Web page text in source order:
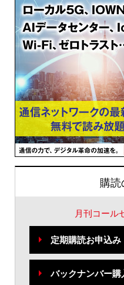
購
月刊コール
定期購読お申込み
バックナンバー購